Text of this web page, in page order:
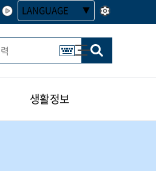
LANGUAGE
생활정보